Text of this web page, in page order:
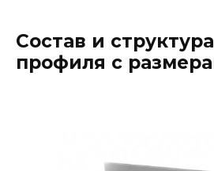
Состав и
профиля с